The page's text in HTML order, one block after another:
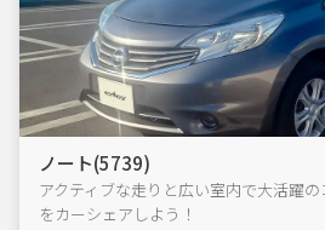
ノート(5739)
アクティブな走りと広い室内で大活躍
をカーシェアしよう！